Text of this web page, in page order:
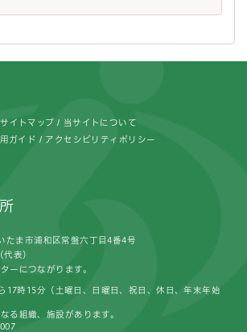
サイトマップ 当サイトについて
ガイド アクセシビリティポリシー
たま市浦和区常盤六丁目4番4号
表）
ーにつながります。
17時15分（土曜日、日曜日、祝日、休日、年末年始
る組織、施設があります。